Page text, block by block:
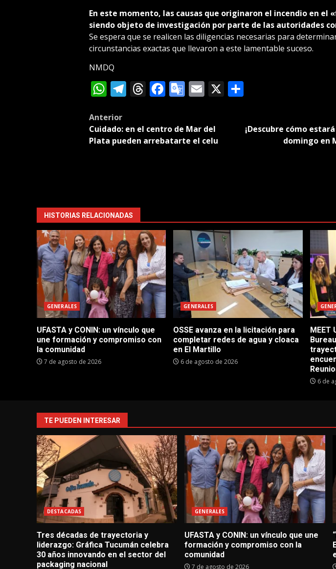
En este momento, las causas que originaron el incendio en el
siendo objeto de investigación por parte de las autoridades
Se espera que se realicen las diligencias necesarias para
circunstancias exactas que llevaron a este lamentable suceso.
NMDQ
WhatsApp
Telegram
Threads
Facebook
Google
Email
X Compartir
Post
navigation
Anterior
Cuidado: en el centro de Mar del
Plata pueden arrebatarte el celu
¡Descubre cómo
domingo en
HISTORIAS RELACIONADAS
GENERALES
UFASTA y CONIN: un vínculo que
une formación y compromiso con
la comunidad
7 de agosto de 2026
GENERALES
OSSE avanza en la licitación para
completar redes de agua y cloaca
en El Martillo
6 de agosto de 2026
MEET
6 de
TE PUEDEN INTERESAR
DESTACADAS
Tres décadas de trayectoria y
liderazgo: Gráfica Tucumán celebra
30 años innovando en el sector del
packaging nacional
GENERALES
UFASTA y CONIN: un vínculo que une
formación y compromiso con la
comunidad
7 de agosto de 2026